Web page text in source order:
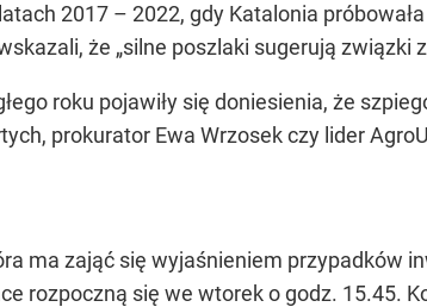
2017 – 2022, gdy Katalonia
że „silne poszlaki sugerują związki
roku pojawiły się doniesienia, że
prokurator Ewa Wrzosek czy lider
ma zająć się wyjaśnieniem przypadków
rozpoczną się we wtorek o godz. 15.45.